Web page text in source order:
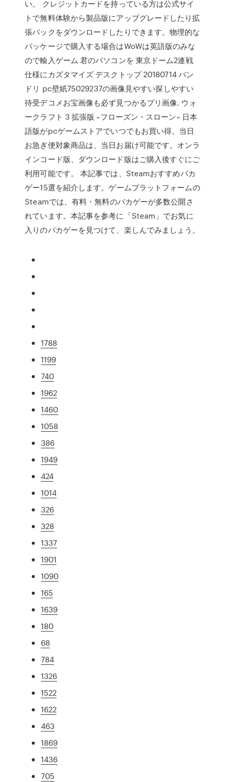
い。 クレジットカードを持っている方は公式サイ
トで無料体験から製品版にアップグレードしたり拡
張パックをダウンロードしたりできます。物理的な
パッケージで購入する場合はWoWは英語版のみな
ので輸入ゲーム 君のパソコンを 東京ドーム2連戦
仕様にカズタマイズ デスクトップ 20180714 バン
ドリ pc壁紙75029237の画像見やすい探しやすい
待受デコメお宝画像も必ず見つかるプリ画像. ウォ
ークラフト 3 拡張版 ~フローズン・スローン~ 日本
語版がpcゲームストアでいつでもお買い得。当日
お急ぎ便対象商品は、当日お届け可能です。オンラ
インコード版、ダウンロード版はご購入後すぐにご
利用可能です。 本記事では、Steamおすすめバカ
ゲー15選を紹介します。ゲームプラットフォームの
Steamでは、有料・無料のバカゲーが多数公開さ
れています。本記事を参考に「Steam」でお気に
入りのバカゲーを見つけて、楽しんでみましょう。
1788
1199
740
1962
1460
1058
386
1949
424
1014
326
328
1337
1901
1090
165
1639
180
68
784
1326
1522
1622
463
1869
1436
705